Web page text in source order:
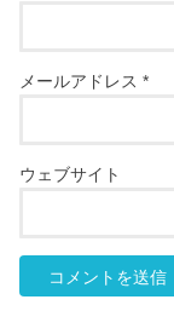
メールアドレス*
ウェブサイト